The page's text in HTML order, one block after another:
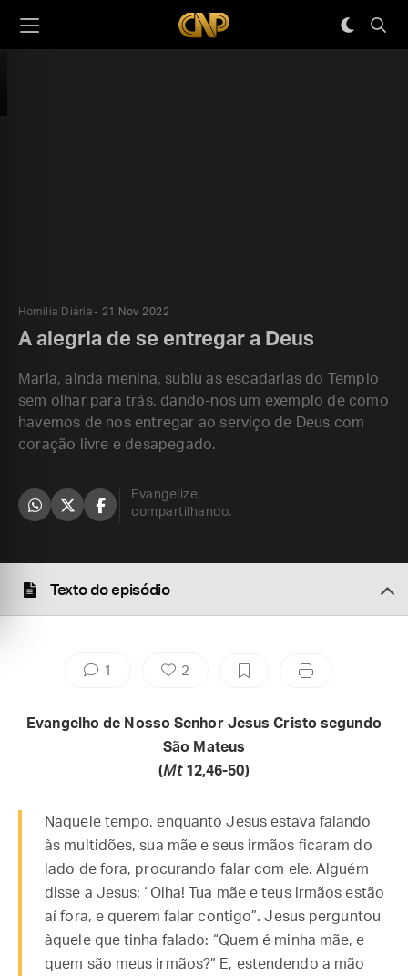
Homilia Diária 21 Nov 2022
A alegria de se entregar a Deus
Maria, ainda menina, subiu as escadarias do Templo
sem olhar para trás, dando-nos um exemplo de como
havemos de nos entregar ao serviço de Deus com
coração livre e desapegado.
Evangelize,
compartilhando.
Texto do episódio
1 2
Evangelho de Nosso Senhor Jesus Cristo segundo
São Mateus
(Mt12,46-50)
Naquele tempo, enquanto Jesus estava falando
às multidões, sua mãe e seus irmãos ficaram do
lado de fora, procurando falar com ele. Alguém
disse a Jesus: “Olha! Tua mãe e teus irmãos estão
aí fora, e querem falar contigo”. Jesus perguntou
àquele que tinha falado: “Quem é minha mãe, e
quem são meus irmãos?” E, estendendo a mão